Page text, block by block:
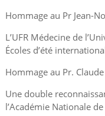
Hommage au Pr Jean-
L’UFR Médecine de
Écoles d’été
Hommage au Pr.
Une double
l’Académie Nationale